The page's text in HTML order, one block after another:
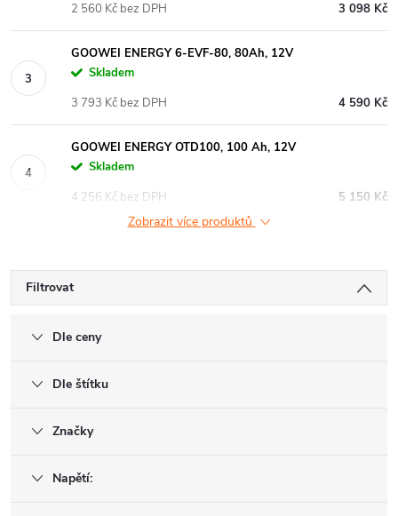
3 098 Kč
2 560 Kč bez DPH
GOOWEI ENERGY 6-EVF-80, 80Ah, 12V
Skladem
4 590 Kč
3 793 Kč bez DPH
GOOWEI ENERGY OTD100, 100 Ah, 12V
Skladem
5 150 Kč
4 256 Kč bez DPH
Zobrazit více produktů
Filtrovat
Dle ceny
Dle štítku
Značky
Napětí: